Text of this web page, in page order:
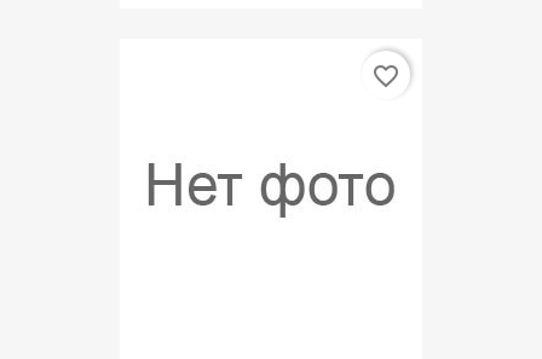
favorite_border